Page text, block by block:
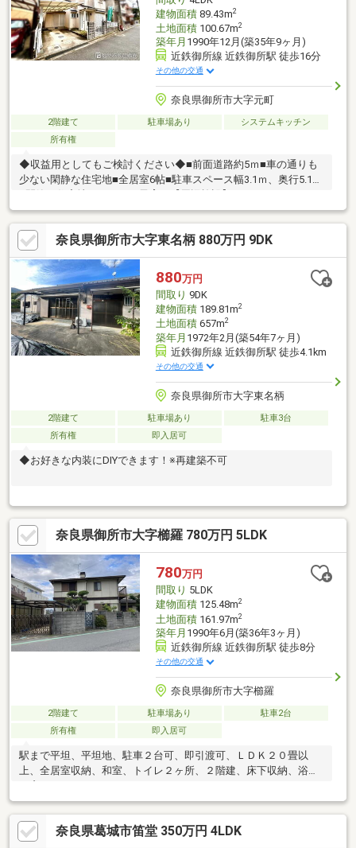
建物面積89.43m2
土地面積100.67m2
築年月 1990年12月(築35年9ヶ月)
近鉄御所線 近鉄御所駅 徒歩16分
その他の交通
奈良県御所市大字元町
2階建て 駐車場あり
システムキッチン
所有権
◆収益用としてもご検討ください◆■前面道路約5ｍ■車の通りも
少ない閑静な住宅地■全居室6帖■駐車スペース幅3.1ｍ、奥行5.1ｍ
ターしまむら新庄店：徒歩22分（1687ｍ）ベビー・子供用品バー
スデイ新庄店：徒歩27分（2089ｍ） アベイル新庄店：徒歩27分
（2128ｍ）ライフ御所店：徒歩16分（1210ｍ）スーパー めぐみ
の郷新庄店：徒歩14分（1091ｍ） ファミリーマート葛城忍海店：
徒歩17分（1291ｍ）キリン堂御所店：徒歩11分（849ｍ）
奈良県御所市大字東名柄 880万円 9DK
880万円
間取り 9DK
建物面積189.81m2
土地面積657m2
築年月 1972年2月(築54年7ヶ月)
近鉄御所線 近鉄御所駅 徒歩4.1km
その他の交通
奈良県御所市大字東名柄
2階建て 駐車場あり
駐車3台
所有権
即入居可
◆お好きな内装にDIYできます！※再建築不可
奈良県御所市大字櫛羅 780万円 5LDK
780万円
間取り 5LDK
建物面積125.48m2
土地面積161.97m2
築年月 1990年6月(築36年3ヶ月)
近鉄御所線 近鉄御所駅 徒歩8分
その他の交通
奈良県御所市大字櫛羅
2階建て 駐車場あり
駐車2台
所有権
即入居可
駅まで平坦、平坦地、駐車２台可、即引渡可、ＬＤＫ２０畳以
上、全居室収納、和室、トイレ２ヶ所、２階建、床下収納、浴室
奈良県葛城市笛堂 350万円 4LDK